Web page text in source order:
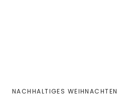
NACHHALTIGES WEIHNACHTEN